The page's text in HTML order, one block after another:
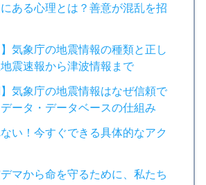
ある心理とは？善意が混乱を招
】気象庁の地震情報の種類と正し
震速報から津波情報まで
】気象庁の地震情報はなぜ信頼で
ータ・データベースの仕組み
い！今すぐできる具体的なアク
マから命を守るために、私たち